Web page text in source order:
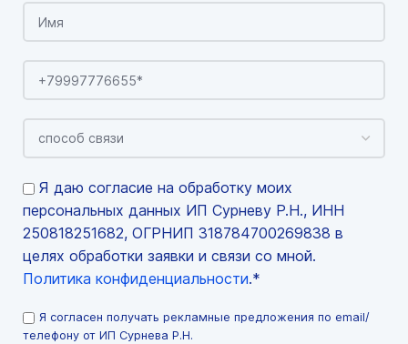
Я даю согласие на обработку моих
персональных данных ИП Сурневу Р.Н., ИНН
250818251682, ОГРНИП 318784700269838 в
целях обработки заявки и связи со мной.
Политика конфиденциальности.*
Я согласен получать рекламные предложения по email/
телефону от ИП Сурнева Р.Н.